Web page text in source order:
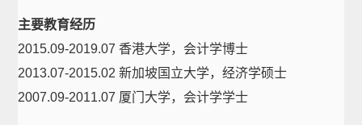
主要教育经历
2015.09-2019.07 香港大学，会计学博士
2013.07-2015.02 新加坡国立大学，经济学硕士
2007.09-2011.07 厦门大学，会计学学士